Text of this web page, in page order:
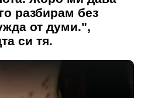
разбирам без
от думи.",
си тя.